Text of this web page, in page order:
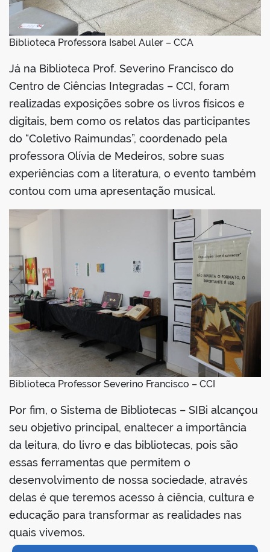
Biblioteca Professora Isabel Auler – CCA
Já na Biblioteca Prof. Severino Francisco do
Centro de Ciências Integradas – CCI, foram
realizadas exposições sobre os livros físicos e
digitais, bem como os relatos das participantes
do “Coletivo Raimundas”, coordenado pela
professora Olívia de Medeiros, sobre suas
experiências com a literatura, o evento também
contou com uma apresentação musical.
Biblioteca Professor Severino Francisco – CCI
Por fim, o Sistema de Bibliotecas – SIBi alcançou
seu objetivo principal, enaltecer a importância
da leitura, do livro e das bibliotecas, pois são
essas ferramentas que permitem o
desenvolvimento de nossa sociedade, através
delas é que teremos acesso à ciência, cultura e
educação para transformar as realidades nas
quais vivemos.